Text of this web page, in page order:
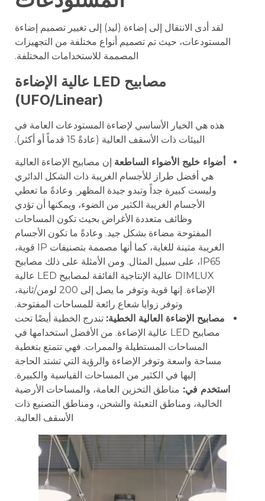
لقد أدى الانتقال إلى إضاءة (ليد) إلى تغيير تصميم إضاءة
المستودعات، حيث تم تصميم أنواع مختلفة من التجهيزات
المصممة للاستخدامات المختلفة.
مصابيح LED عالية الإضاءة
(UFO/Linear)
هذه هي الخيار الأساسي لإضاءة المستودعات العامة في
البيئات ذات الأسقف العالية (عادةً 15 قدماً أو أكثر).
أضواء خليج الأضواء الساطعة إن مصابيح الإضاءة العالية
هي أفضل طراز للأجسام الغريبة ذات الشكل الدائري
وليست كبيرة جداً وتبدو جيدة المظهر. وعادةً ما تعطي
الأجسام الغريبة الكثير من الضوء، ويمكنها أن تؤدي
وظائف متعددة الأغراض بحيث تكون المساحات
المفتوحة مضاءة بشكل جيد. وعادةً ما تكون الأجسام
الغريبة متينة للغاية، كما أنها مصممة بتصنيفات IP قوية،
IP65، على سبيل المثال. ومن الأمثلة على ذلك مصابيح
DIMLUX عالية الإنتاجية الفائقة لمصابيح LED عالية
الإضاءة. إنها قوية وتوفر ما يصل إلى 200 لومن/ثانية،
وتوفر زوايا شعاع رائعة للمساحات المفتوحة.
مصابيح الإضاءة العالية الخطية: تندرج الخطية أيضًا تحت
مصابيح LED عالية الإضاءة. من الأفضل استخدامها في
المساحات المستطيلة والممرات. فهي تتمتع بتغطية
مساحة واسعة وتوفر الإضاءة والرؤية التي تشتد الحاجة
إليها في الكثير من المساحات القياسية والكبيرة.
استخدم في: مناطق التخزين العامة، والمساحات الأرضية
الخالية، ومناطق التعبئة والشحن، ومناطق التصنيع ذات
الأسقف العالية.